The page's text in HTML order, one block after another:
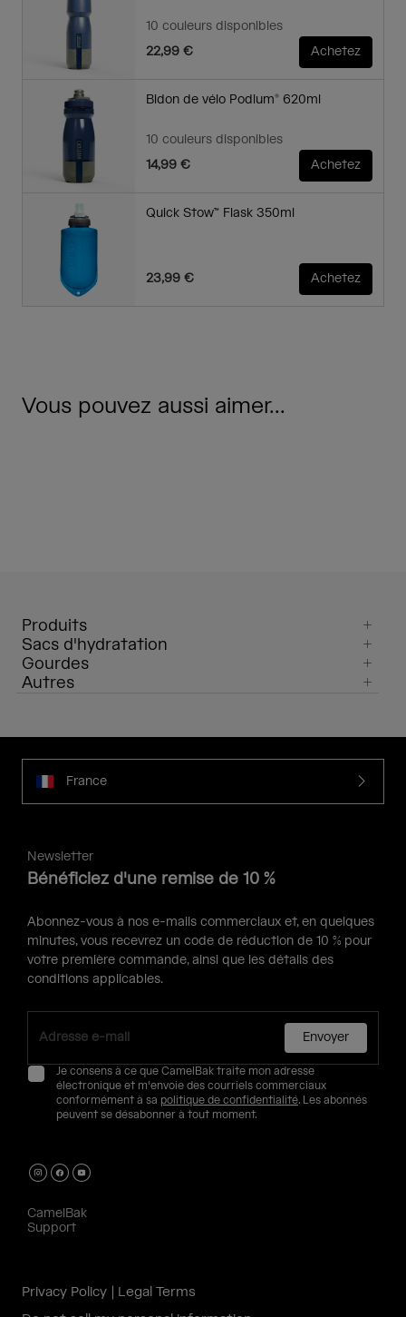
10 couleurs disponibles
22,99 €
Achetez
Bidon de vélo Podium® 620ml
10 couleurs disponibles
14,99 €
Achetez
Quick Stow™ Flask 350ml
23,99 € Achetez
Vous pouvez aussi aimer...
Produits
Sacs d'hydratation
Gourdes
Autres
France
Newsletter
Bénéficiez d'une remise de 10 %
Abonnez-vous à nos e-mails commerciaux et, en quelques
minutes, vous recevrez un code de réduction de 10 % pour
votre première commande, ainsi que les détails des
conditions applicables.
Envoyer
Je consens à ce que CamelBak traite mon adresse
électronique et m'envoie des courriels commerciaux
conformément à sa politique de confidentialité. Les abonnés
peuvent se désabonner à tout moment.
CamelBak
Support
Privacy Policy
Legal Terms